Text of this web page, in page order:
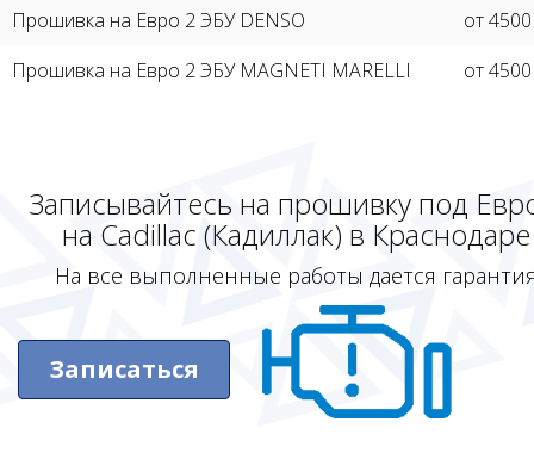
Прошивка на Евро 2 ЭБУ DENSO
от
Прошивка на Евро 2 ЭБУ MAGNETI MARELLI
от
Записывайтесь на прошивку под
на Cadillac (Кадиллак) в Краснодаре
На все выполненные работы дается
Записаться